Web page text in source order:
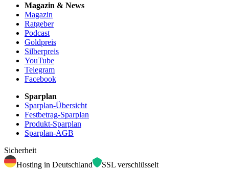
Magazin & News
Magazin
Ratgeber
Podcast
Goldpreis
Silberpreis
YouTube
Telegram
Facebook
Sparplan
Sparplan-Übersicht
Festbetrag-Sparplan
Produkt-Sparplan
Sparplan-AGB
Sicherheit
Hosting in Deutschland
SSL verschlüsselt